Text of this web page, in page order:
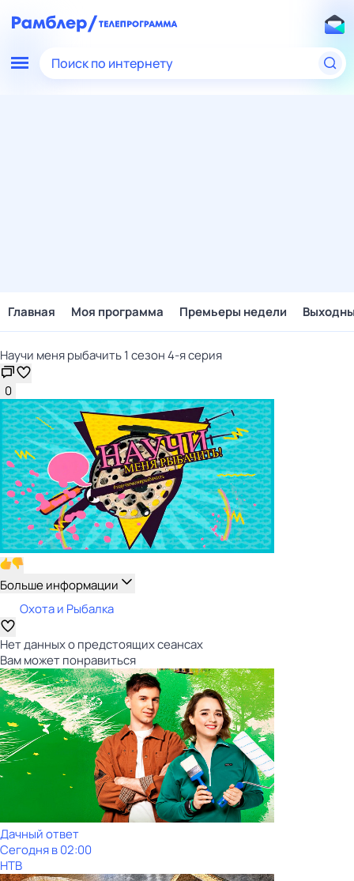
Поиск по интернету
Главная Моя программа Премьеры недели
Научи меня рыбачить 1 сезон 4-я серия
0
Больше информации
Охота и Рыбалка
Нет данных о предстоящих сеансах
Вам может понравиться
Дачный ответ
Сегодня в 02:00
НТВ